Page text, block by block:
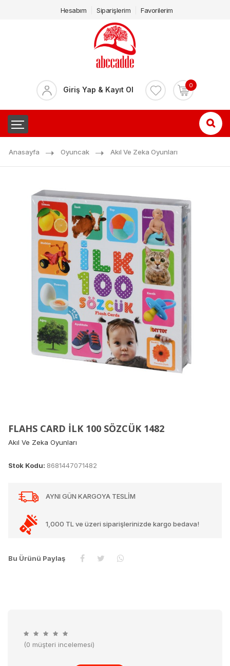
Hesabım Siparişlerim Favorilerim
Giriş Yap & Kayıt Ol 0
Anasayfa Oyuncak Akıl Ve Zeka Oyunları
FLAHS CARD İLK 100 SÖZCÜK 1482
Akıl Ve Zeka Oyunları
Stok Kodu: 8681447071482
AYNI GÜN KARGOYA TESLİM
1,000 TL ve üzeri siparişlerinizde kargo bedava!
Bu Ürünü Paylaş
(0 müşteri incelemesi)